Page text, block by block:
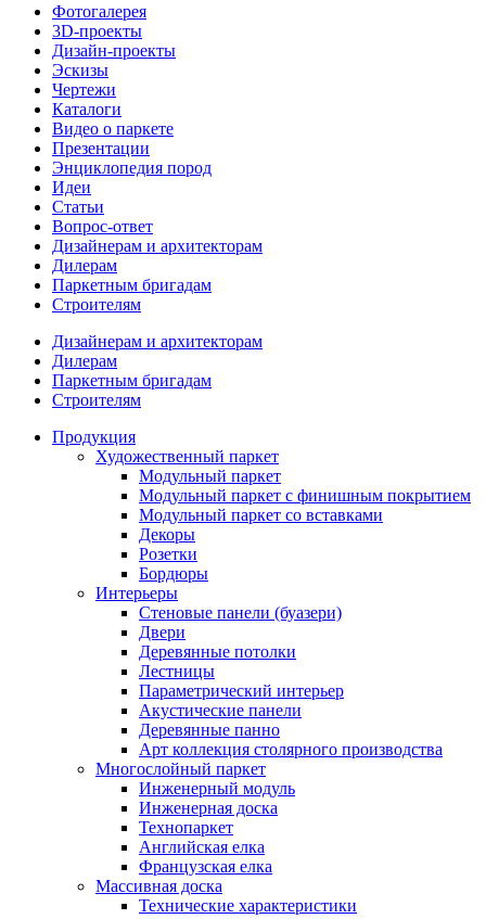
Фотогалерея
3D-проекты
Дизайн-проекты
Эскизы
Чертежи
Каталоги
Видео о паркете
Презентации
Энциклопедия пород
Идеи
Статьи
Вопрос-ответ
Дизайнерам и архитекторам
Дилерам
Паркетным бригадам
Строителям
Дизайнерам и архитекторам
Дилерам
Паркетным бригадам
Строителям
Продукция
Художественный паркет
Модульный паркет
Модульный паркет с финишным покрытием
Модульный паркет со вставками
Декоры
Розетки
Бордюры
Интерьеры
Стеновые панели (буазери)
Двери
Деревянные потолки
Лестницы
Параметрический интерьер
Акустические панели
Деревянные панно
Арт коллекция столярного производства
Многослойный паркет
Инженерный модуль
Инженерная доска
Технопаркет
Английская елка
Французская елка
Массивная доска
Технические характеристики